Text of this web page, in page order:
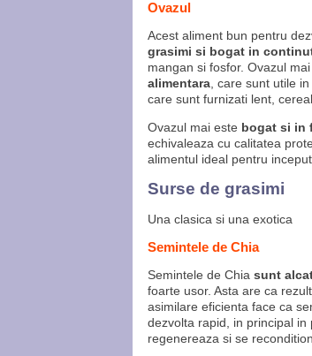
Ovazul
Acest aliment bun pentru
grasimi si bogat in
mangan si fosfor. Ovazul
alimentara, care sunt utile
care sunt furnizati lent,
Ovazul mai este bogat si in
echivaleaza cu calitatea
alimentul ideal pentru
Surse de grasimi
Una clasica si una exotica
Semintele de Chia
Semintele de Chia sunt
foarte usor. Asta are ca
asimilare eficienta face ca
dezvolta rapid, in principal
regenereaza si se